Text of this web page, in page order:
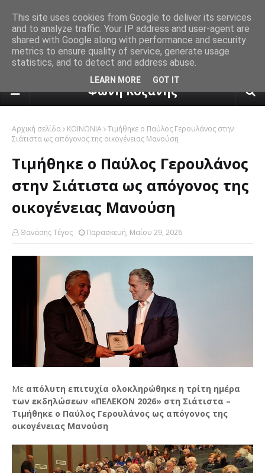
πρόγνωση καιρού από το
Φωνή Κοζάνης
Αρχική σελίδα ΚΟΙΝΩΝΙΑ Τιμήθηκε ο Παύλος Γερουλάνος στην
Σιάτιστα ως απόγονος της οικογένειας Μανούση
Τιμήθηκε ο Παύλος Γερουλάνος
στην Σιάτιστα ως απόγονος της
οικογένειας Μανούση
Θανάσης Τέγος Παρασκευή, Μαΐου 29, 2026
Με απόλυτη επιτυχία ολοκληρώθηκε η τρίτη ημέρα
των εκδηλώσεων «ΠΕΛΕΚΟΝ 2026» στη Σιάτιστα –
Τιμήθηκε ο Παύλος Γερουλάνος ως απόγονος της
οικογένειας Μανούση
This site uses cookies from Google to deliver its services
and to analyze traffic. Your IP address and user-agent are
shared with Google along with performance and security
metrics to ensure quality of service, generate usage
statistics, and to detect and address abuse.
LEARN MORE GOT IT